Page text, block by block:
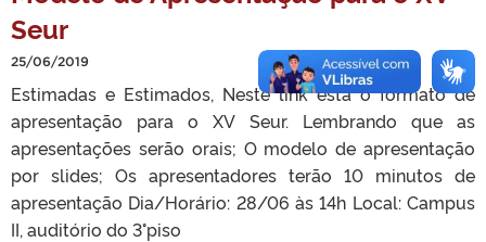
Seur
25/06/2019
Estimadas e Estimados, Neste link está o formato de
apresentação para o XV Seur. Lembrando que as
apresentações serão orais; O modelo de apresentação
por slides; Os apresentadores terão 10 minutos de
apresentação Dia/Horário: 28/06 às 14h Local: Campus
II, auditório do 3°piso